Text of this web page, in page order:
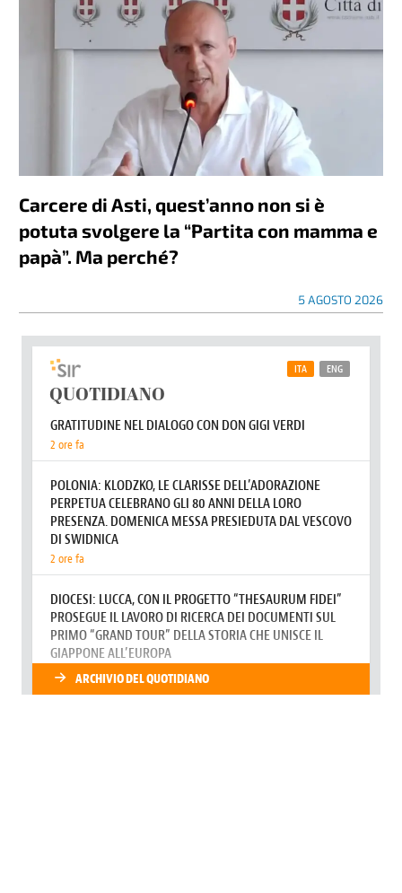
Carcere di Asti, quest’anno non si è
potuta svolgere la “Partita con mamma e
papà”. Ma perché?
5 AGOSTO 2026